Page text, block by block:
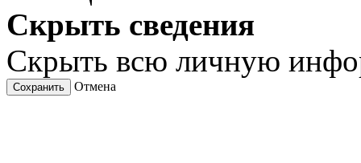
Скрыть сведения
Скрыть всю личную
Сохранить Отмена